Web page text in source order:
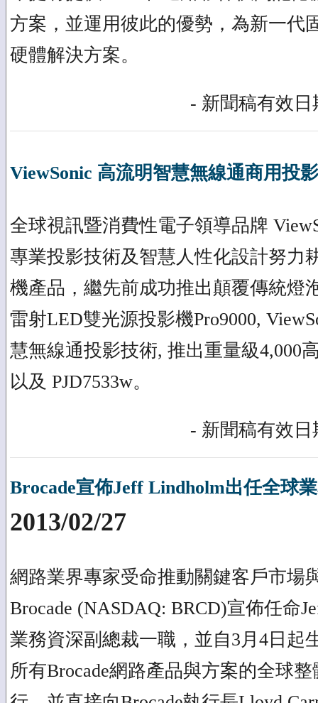
方案，並運用彼此的優勢，為新一代
硬體解決方案。
- 新聞稿有效日
ViewSonic 高流明智慧無線通商用投
全球視訊暨消費性電子領導品牌
專業投影技術及智慧人性化設計努力
機產品，繼先前成功推出顛覆傳統燈
雷射LED雙光源投影機Pro9000,
慧無線通投影技術, 推出重量級4,000
以及 PJD7533w。
- 新聞稿有效日
Brocade宣佈Jeff Lindholm出任全球
2013/02/27
網路業界專家受命推動關鍵客戶市場
Brocade (NASDAQ: BRCD)宣佈任命
業務資深副總裁一職，並自3月4日起
所有Brocade網路產品與方案的全球